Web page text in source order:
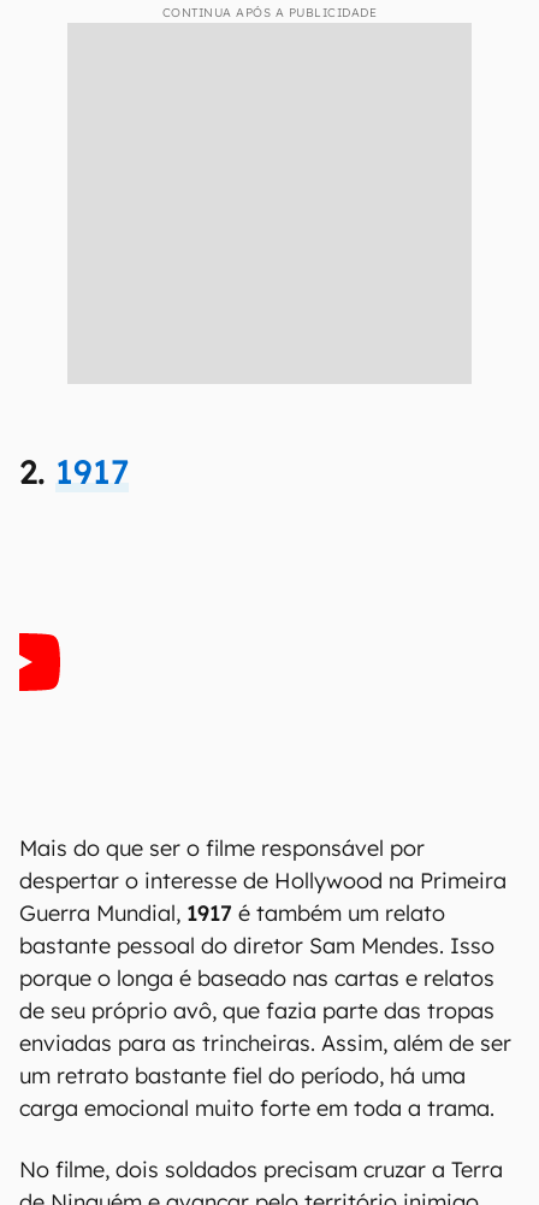
CONTINUA APÓS A PUBLICIDADE
2. 1917
Mais do que ser o filme responsável por
despertar o interesse de Hollywood na Primeira
Guerra Mundial, 1917 é também um relato
bastante pessoal do diretor Sam Mendes. Isso
porque o longa é baseado nas cartas e relatos
de seu próprio avô, que fazia parte das tropas
enviadas para as trincheiras. Assim, além de ser
um retrato bastante fiel do período, há uma
carga emocional muito forte em toda a trama.
No filme, dois soldados precisam cruzar a Terra